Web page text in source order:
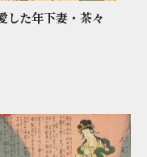
した年下妻・茶々